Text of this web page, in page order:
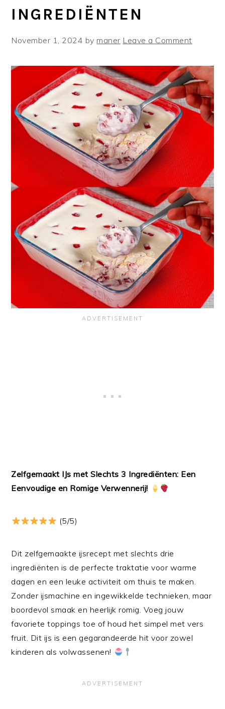
INGREDIËNTEN
November 1, 2024 bymaner Leave a Comment
Zelfgemaakt IJs met Slechts 3 Ingrediënten: Een
Eenvoudige en Romige Verwennerij!
(5/5)
Dit zelfgemaakte ijsrecept met slechts drie
ingrediënten is de perfecte traktatie voor warme
dagen en een leuke activiteit om thuis te maken.
Zonder ijsmachine en ingewikkelde technieken, maar
boordevol smaak en heerlijk romig. Voeg jouw
favoriete toppings toe of houd het simpel met vers
fruit. Dit ijs is een gegarandeerde hit voor zowel
kinderen als volwassenen!